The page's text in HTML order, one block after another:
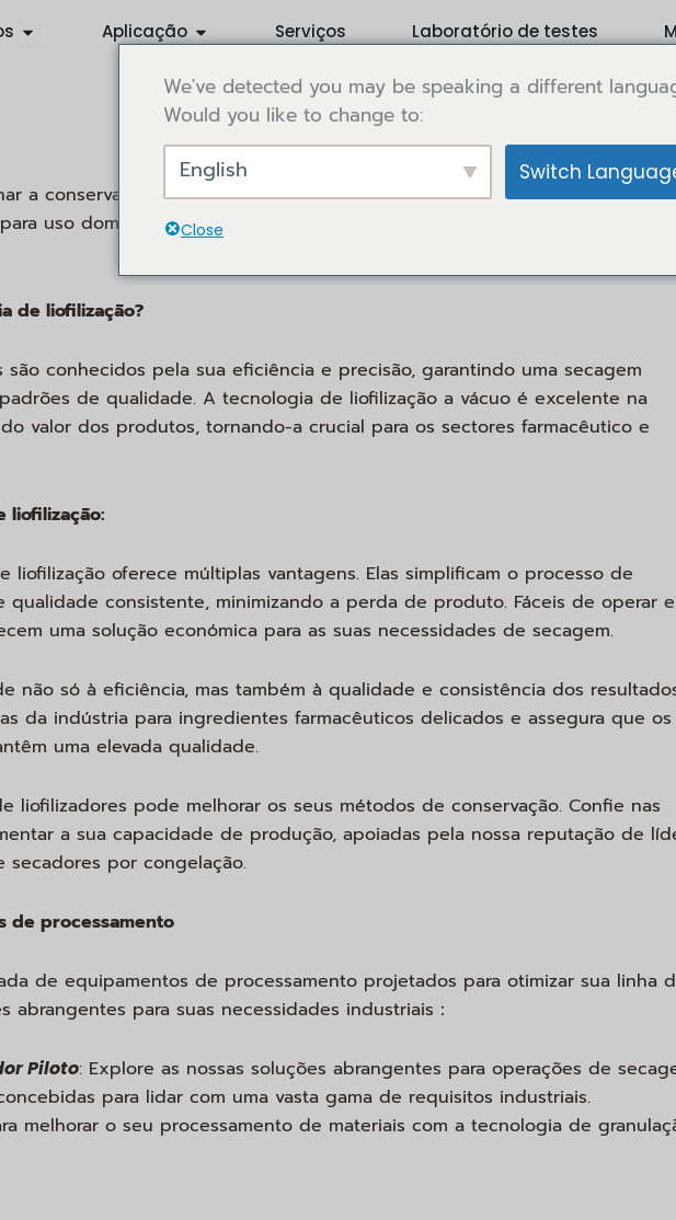
Open Products
Aplicação Open Application
Serviços Laboratório de testes
a conservação em indústrias como a alimentar e a farmacêutica. A nossa
uso doméstico, laboratorial e comercial, que respondem a diversas
de liofilização?
são conhecidos pela sua eficiência e precisão, garantindo uma secagem
de qualidade. A tecnologia de liofilização a vácuo é excelente na
valor dos produtos, tornando-a crucial para os sectores farmacêutico e
liofilização:
liofilização oferece múltiplas vantagens. Elas simplificam o processo de
qualidade consistente, minimizando a perda de produto. Fáceis de operar e
uma solução económica para as suas necessidades de secagem.
não só à eficiência, mas também à qualidade e consistência dos
da indústria para ingredientes farmacêuticos delicados e assegura que os
uma elevada qualidade.
liofilizadores pode melhorar os seus métodos de conservação. Confie nas
a sua capacidade de produção, apoiadas pela nossa reputação de
por congelação.
de processamento
de equipamentos de processamento projetados para otimizar sua linha
abrangentes para suas necessidades industriais：
Piloto: Explore as nossas soluções abrangentes para operações de
para lidar com uma vasta gama de requisitos industriais.
melhorar o seu processamento de materiais com a tecnologia de
We've detected you may be speaking a different
Would you like to change to:
English Switch
Close